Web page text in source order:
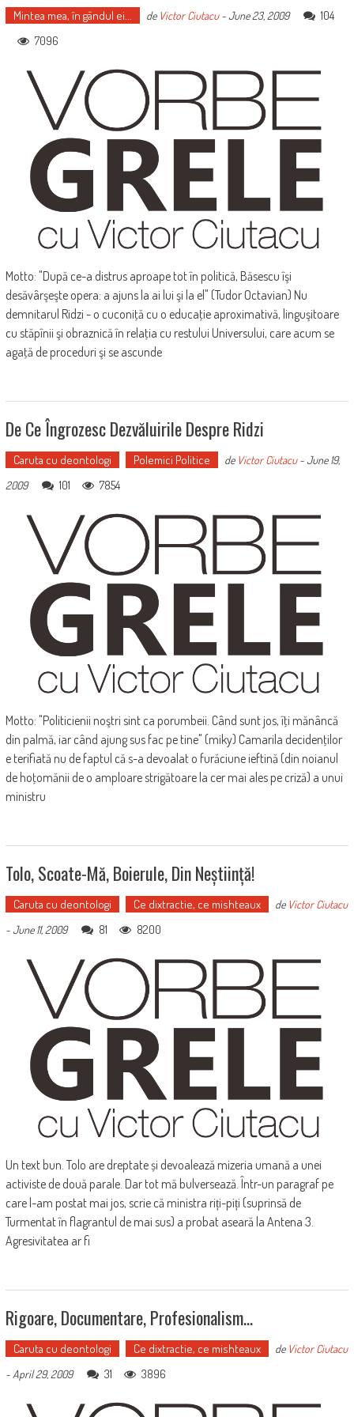
Mintea mea, în gândul ei... de Victor Ciutacu-June 23, 2009
104
7096
Motto: "După ce-a distrus aproape tot în politică, Băsescu îşi
desăvârşeşte opera: a ajuns la ai lui şi la el" (Tudor Octavian) Nu
demnitarul Ridzi - o cuconiţă cu o educaţie aproximativă, linguşitoare
cu stăpînii şi obraznică în relaţia cu restului Universului, care acum se
agaţă de proceduri şi se ascunde
De Ce Îngrozesc Dezvăluirile Despre Ridzi
Caruta cu deontologi Polemici Politice de Victor Ciutacu-June 19,
2009
101 7854
Motto: "Politicienii noştri sint ca porumbeii. Când sunt jos, îţi mănâncă
din palmă, iar când ajung sus fac pe tine" (miky) Camarila decidenţilor
e terifiată nu de faptul că s-a devoalat o furăciune ieftină (din noianul
de hoţomănii de o amploare strigătoare la cer mai ales pe criză) a unui
ministru
Tolo, Scoate-Mă, Boierule, Din Neștiință!
Caruta cu deontologi Ce dixtractie, ce mishteaux de Victor Ciutacu
-June 11, 2009 81 8200
Un text bun. Tolo are dreptate și devoalează mizeria umană a unei
activiste de două parale. Dar tot mă bulversează. Într-un paragraf pe
care l-am postat mai jos, scrie că ministra riți-piți (suprinsă de
Turmentat în flagrantul de mai sus) a probat aseară la Antena 3.
Agresivitatea ar fi
Rigoare, Documentare, Profesionalism…
Caruta cu deontologi Ce dixtractie, ce mishteaux de Victor Ciutacu
-April 29, 2009 31 3896